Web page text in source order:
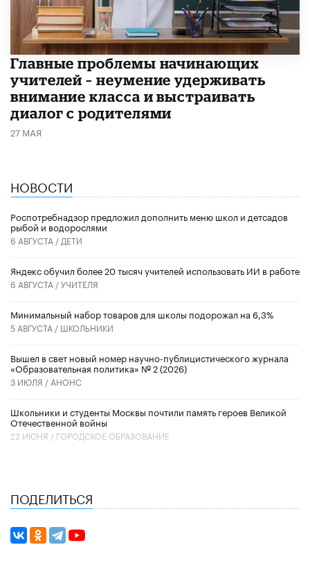
Главные проблемы начинающих
учителей – неумение удерживать
внимание класса и выстраивать
диалог с родителями
27 МАЯ
НОВОСТИ
Роспотребнадзор предложил дополнить меню школ и детсадов
рыбой и водорослями
6 АВГУСТА / ДЕТИ
​Яндекс обучил более 20 тысяч учителей использовать ИИ в работе
6 АВГУСТА /УЧИТЕЛЯ
Минимальный набор товаров для школы подорожал на 6,3%
5 АВГУСТА / ШКОЛЬНИКИ
Вышел в свет новый номер научно-публицистического журнала
«Образовательная политика» № 2 (2026)
3 ИЮЛЯ / АНОНС
Школьники и студенты Москвы почтили память героев Великой
Отечественной войны
22 ИЮНЯ / ГОРОДСКОЕ ОБРАЗОВАНИЕ
ПОДЕЛИТЬСЯ